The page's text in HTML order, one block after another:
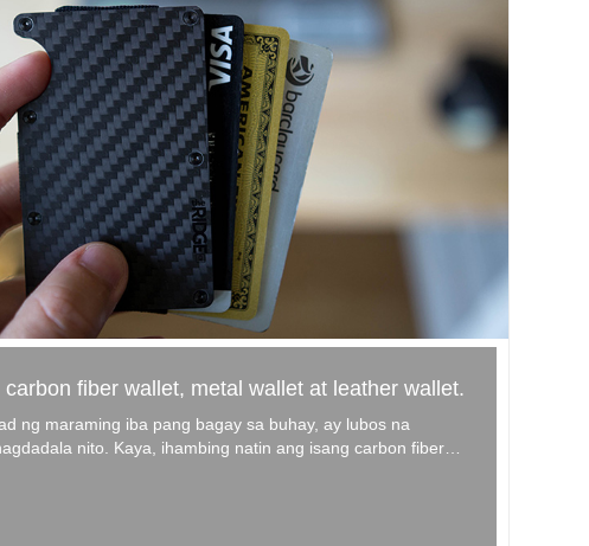
fiber wallet, metal wallet at leather wallet.
ng maraming iba pang bagay sa buhay, ay lubos na
nito. Kaya, ihambing natin ang isang carbon fiber